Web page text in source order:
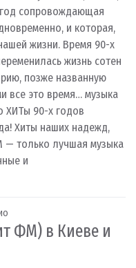
сопровождающая
и которая,
жизни. Время 90-х
жизнь сотен
позже названную
все это время… музыка
ХИТы 90-х годов
Хиты наших надежд,
— только лучшая музыка
и
ФМ) в Киеве и